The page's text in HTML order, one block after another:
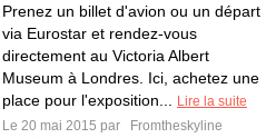
Prenez un billet d'avion ou un départ
via Eurostar et rendez-vous
directement au Victoria Albert
Museum à Londres. Ici, achetez une
place pour l'exposition...
Lire la suite
Le 20 mai 2015 par
Fromtheskyline